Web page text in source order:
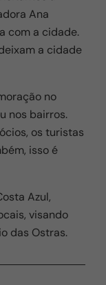
Ana
com a cidade.
a cidade
no
nos bairros.
os turistas
isso é
Azul,
visando
das Ostras.